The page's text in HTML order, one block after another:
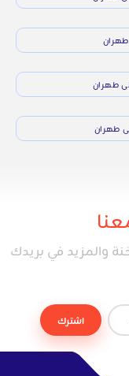
طهران
طهران
طهران
والمزيد في بريدك
اشترك